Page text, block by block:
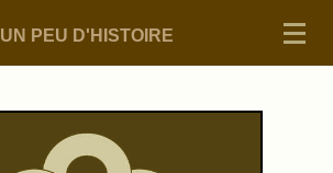
UN PEU D'HISTOIRE